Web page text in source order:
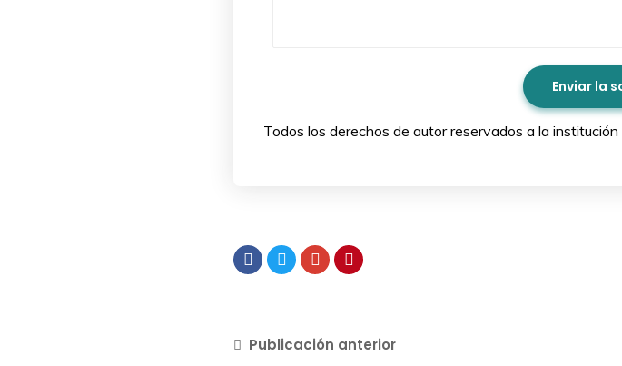
Todos los derechos de autor reservados a la institución
Publicación anterior